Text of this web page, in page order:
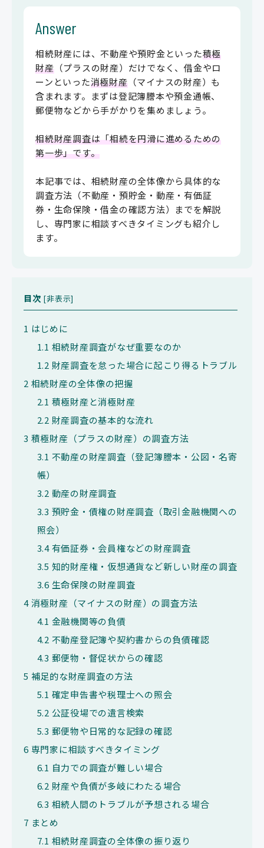
Answer
相続財産には、不動産や預貯金といった積極
財産（プラスの財産）だけでなく、借金やロ
ーンといった消極財産（マイナスの財産）も
含まれます。まずは登記簿謄本や預金通帳、
郵便物などから手がかりを集めましょう。
相続財産調査は「相続を円滑に進めるための
第一歩」です。
本記事では、相続財産の全体像から具体的な
調査方法（不動産・預貯金・動産・有価証
券・生命保険・借金の確認方法）までを解説
し、専門家に相談すべきタイミングも紹介し
ます。
目次 [非表示]
1 はじめに
1.1 相続財産調査がなぜ重要なのか
1.2 財産調査を怠った場合に起こり得るトラブル
2 相続財産の全体像の把握
2.1 積極財産と消極財産
2.2 財産調査の基本的な流れ
3 積極財産（プラスの財産）の調査方法
3.1 不動産の財産調査（登記簿謄本・公図・名寄
帳）
3.2 動産の財産調査
3.3 預貯金・債権の財産調査（取引金融機関への
照会）
3.4有価証券・会員権などの財産調査
3.5 知的財産権・仮想通貨など新しい財産の調査
3.6 生命保険の財産調査
4消極財産（マイナスの財産）の調査方法
4.1 金融機関等の負債
4.2 不動産登記簿や契約書からの負債確認
4.3 郵便物・督促状からの確認
5 補足的な財産調査の方法
5.1 確定申告書や税理士への照会
5.2 公証役場での遺言検索
5.3 郵便物や日常的な記録の確認
6 専門家に相談すべきタイミング
6.1 自力での調査が難しい場合
6.2 財産や負債が多岐にわたる場合
6.3 相続人間のトラブルが予想される場合
7 まとめ
7.1 相続財産調査の全体像の振り返り